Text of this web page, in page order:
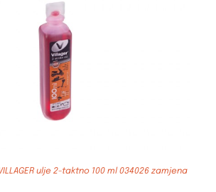
ulje 2-taktno 100 ml 034026 zamjena